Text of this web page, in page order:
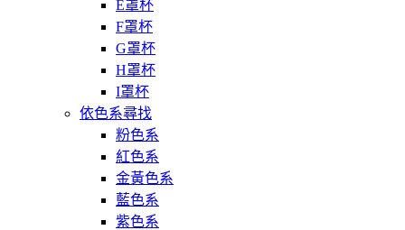
E罩杯
F罩杯
G罩杯
H罩杯
I罩杯
依色系尋找
粉色系
紅色系
金黃色系
藍色系
紫色系